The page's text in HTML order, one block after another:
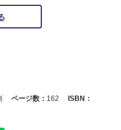
ページ数： 162
ISBN：